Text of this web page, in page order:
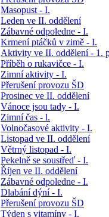
Masopust - I.
Leden ve II. oddělení
Zábavné odpoledne - I.
Krmení ptáčků v zimě - I.
Aktivity ve II. oddělení - 1.
Příběh o rukavičce - I.
Zimní aktivity - I.
Přerušení provozu ŠD
Prosinec ve II. oddělení
Vánoce jsou tady - I.
Zimní čas - l.
Volnočasové aktivity - I.
Listopad ve II. oddělení
Větrný listopad - I.
Pekelně se soustřeď - I.
Říjen ve II. oddělení
Zábavné odpoledne - I.
Dlabání dýní - I.
Přerušení provozu ŠD
Týden s vitamíny - I.